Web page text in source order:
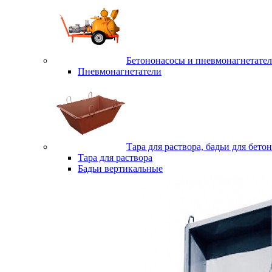
Бетононасосы и
Пневмонагнетатели
Тара для раствора, бадьи для
Тара для раствора
Бадьи вертикальные